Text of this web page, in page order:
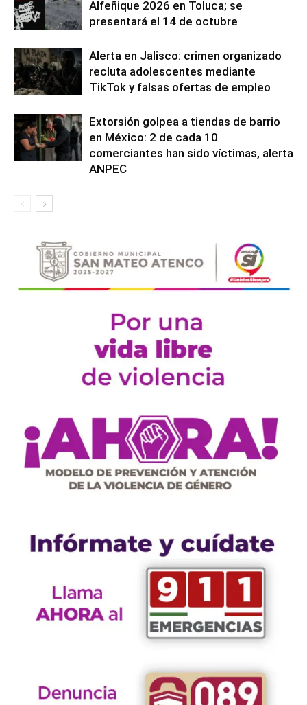
Alfeñique 2026 en Toluca; se
presentará el 14 de octubre
Alerta en Jalisco: crimen organizado
recluta adolescentes mediante
TikTok y falsas ofertas de empleo
Extorsión golpea a tiendas de barrio
en México: 2 de cada 10
comerciantes han sido víctimas, alerta
ANPEC